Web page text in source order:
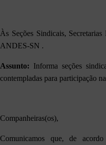
Às Seções Sindicais,
ANDES-SN .
Assunto: Informa seções
contempladas para participação
Companheiras(os),
Comunicamos que, de